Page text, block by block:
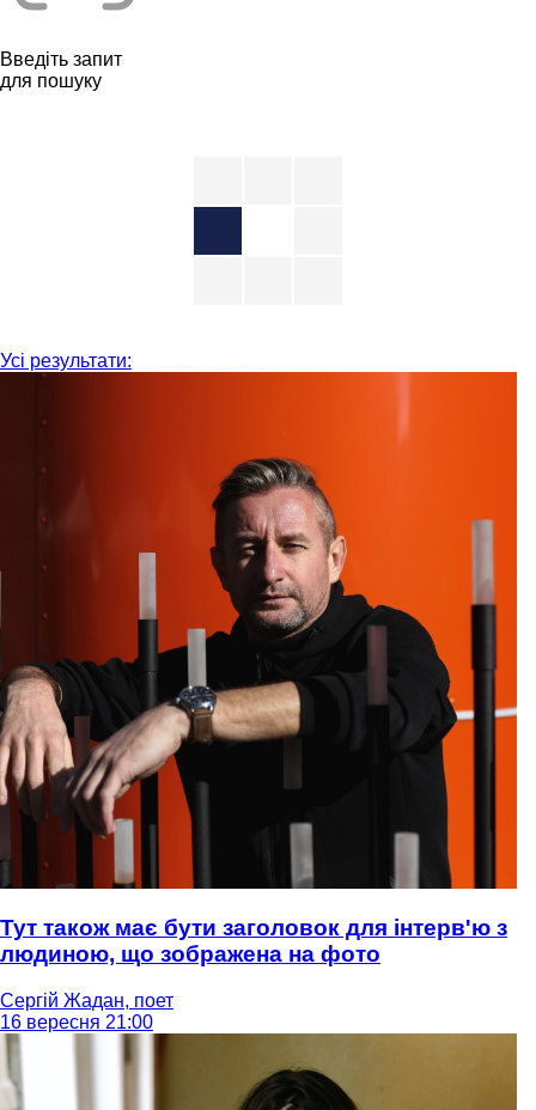
Введіть запит
для пошуку
Усі результати:
Тут також має бути заголовок для інтерв'ю з
людиною, що зображена на фото
Сергій Жадан, поет
16 вересня 21:00